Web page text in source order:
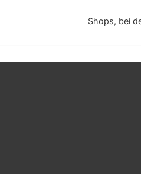
Shops, bei